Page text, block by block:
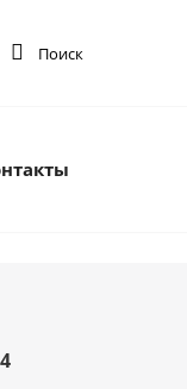
Поиск